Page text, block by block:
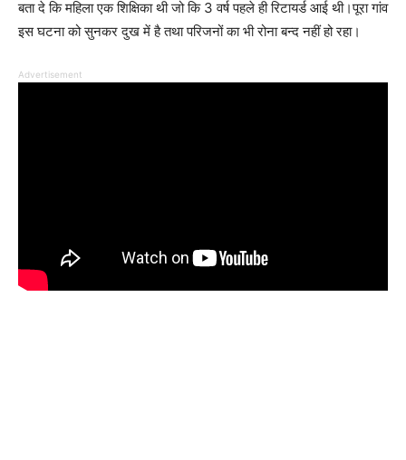
बता दे कि महिला एक शिक्षिका थी जो कि 3 वर्ष पहले ही रिटायर्ड आई थी।पूरा गांव
इस घटना को सुनकर दुख में है तथा परिजनों का भी रोना बन्द नहीं हो रहा।
Advertisement